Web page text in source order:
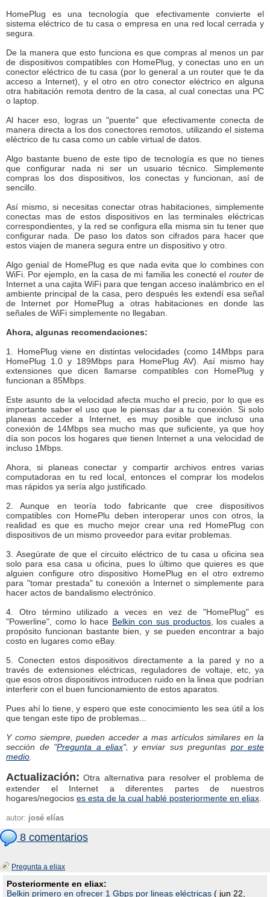
HomePlug es una tecnología que efectivamente convierte el
sistema eléctrico de tu casa o empresa en una red local cerrada y
segura.
De la manera que esto funciona es que compras al menos un par
de dispositivos compatibles con HomePlug, y conectas uno en un
conector eléctrico de tu casa (por lo general a un router que te da
acceso a Internet), y el otro en otro conector eléctrico en alguna
otra habitación remota dentro de la casa, al cual conectas una PC
o laptop.
Al hacer eso, logras un "puente" que efectivamente conecta de
manera directa a los dos conectores remotos, utilizando el sistema
eléctrico de tu casa como un cable virtual de datos.
Algo bastante bueno de este tipo de tecnología es que no tienes
que configurar nada ni ser un usuario técnico. Simplemente
compras los dos dispositivos, los conectas y funcionan, así de
sencillo.
Así mismo, si necesitas conectar otras habitaciones, simplemente
conectas mas de estos dispositivos en las terminales eléctricas
correspondientes, y la red se configura ella misma sin tu tener que
configurar nada. De paso los datos son cifrados para hacer que
estos viajen de manera segura entre un dispositivo y otro.
Algo genial de HomePlug es que nada evita que lo combines con
WiFi. Por ejemplo, en la casa de mi familia les conecté el routerde
Internet a una cajita WiFi para que tengan acceso inalámbrico en el
ambiente principal de la casa, pero después les extendí esa señal
de Internet por HomePlug a otras habitaciones en donde las
señales de WiFi simplemente no llegaban.
Ahora, algunas recomendaciones:
1. HomePlug viene en distintas velocidades (como 14Mbps para
HomePlug 1.0 y 189Mbps para HomePlug AV). Así mismo hay
extensiones que dicen llamarse compatibles con HomePlug y
funcionan a 85Mbps.
Este asunto de la velocidad afecta mucho el precio, por lo que es
importante saber el uso que le piensas dar a tu conexión. Si solo
planeas acceder a Internet, es muy posible que incluso una
conexión de 14Mbps sea mucho mas que suficiente, ya que hoy
día son pocos los hogares que tienen Internet a una velocidad de
incluso 1Mbps.
Ahora, si planeas conectar y compartir archivos entres varias
computadoras en tu red local, entonces el comprar los modelos
mas rápidos ya sería algo justificado.
2. Aunque en teoría todo fabricante que cree dispositivos
compatibles con HomePlu deben interoperar unos con otros, la
realidad es que es mucho mejor crear una red HomePlug con
dispositivos de un mismo proveedor para evitar problemas.
3. Asegúrate de que el circuito eléctrico de tu casa u oficina sea
solo para esa casa u oficina, pues lo último que quieres es que
alguien configure otro dispositivo HomePlug en el otro extremo
para "tomar prestada" tu conexión a Internet o simplemente para
hacer actos de bandalismo electrónico.
4. Otro término utilizado a veces en vez de "HomePlug" es
"Powerline", como lo hace Belkin con sus productos, los cuales a
propósito funcionan bastante bien, y se pueden encontrar a bajo
costo en lugares como eBay.
5. Conecten estos dispositivos directamente a la pared y no a
través de extensiones eléctricas, reguladores de voltaje, etc, ya
que esos otros dispositivos introducen ruido en la linea que podrían
interferir con el buen funcionamiento de estos aparatos.
Pues ahí lo tiene, y espero que este conocimiento les sea útil a los
que tengan este tipo de problemas...
Y como siempre, pueden acceder a mas artículos similares en la
sección de "Pregunta a eliax", y enviar sus preguntas por este
medio
Actualización: Otra alternativa para resolver el problema de
extender el Internet a diferentes partes de nuestros
hogares/negocios es esta de la cual hablé posteriormente en eliax
autor: josé elías
8 comentarios
Pregunta a eliax
Posteriormente en eliax:
Belkin primero en ofrecer 1 Gbps por lineas eléctricas ( jun 22,